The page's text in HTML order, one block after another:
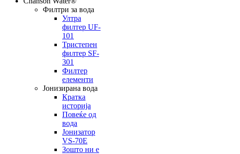
Филтри за вода
Ултра
филтер UF-
101
Тристепен
филтер SF-
301
Филтер
елементи
Јонизирана вода
Кратка
историја
Повеќе од
вода
Јонизатор
VS-70E
Зошто ни е